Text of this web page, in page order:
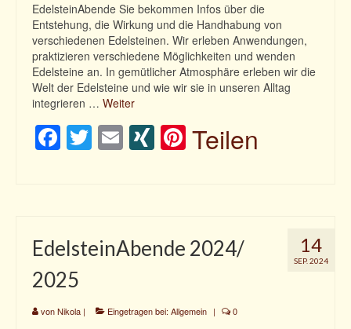
Anhänger
Ketten und Colliers
Ohrschmuck
Edles aus der Tierwelt
Edelsteine
Mein Konto
Konto-Details
Bestellungen
EdelsteinAbende Sie bekommen Infos über die
Entstehung, die Wirkung und die Handhabung von
verschiedenen Edelsteinen. Wir erleben Anwendungen,
praktizieren verschiedene Möglichkeiten und wenden
Edelsteine an. In gemütlicher Atmosphäre erleben wir die
Welt der Edelsteine und wie wir sie in unseren Alltag
integrieren … Weiter
Facebook
Twitter
EmailXINGPinterest
Teilen
14
SEP. 2024
EdelsteinAbende 2024/
2025
vonNikola | Eingetragen bei: Allgemein | 0